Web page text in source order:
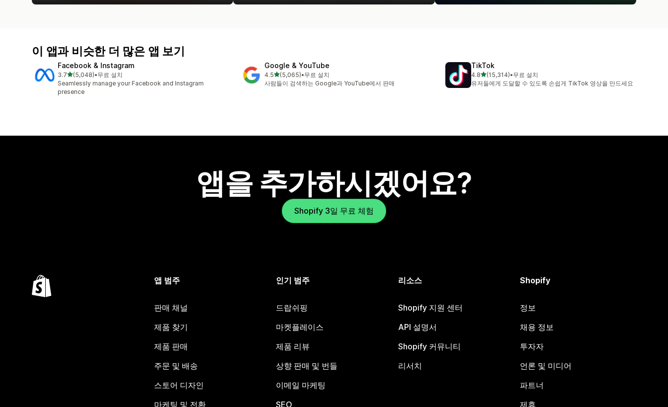
이 앱과 비슷한 더 많은 앱 보기
Facebook & Instagram
3.7별 5개 중
(5,048)
총 리뷰 5048개
•무료 설치
Seamlessly manage your Facebook and Instagram
presence
Google & YouTube
4.5별 5개 중
(5,065)
총 리뷰 5065개
•무료 설치
사람들이 검색하는 Google과 YouTube에서 판매
TikTok
4.8별 5개 중
(15,314)
총 리뷰 15314개
•무료 설치
유저들에게 도달할 수 있도록 손쉽게 TikTok 영상을 만드세요
앱을 추가하시겠어요?
Shopify 3일 무료 체험
앱 범주
판매 채널
제품 찾기
제품 판매
주문 및 배송
스토어 디자인
마케팅 및 전환
인기 범주
드랍쉬핑
마켓플레이스
제품 리뷰
상향 판매 및 번들
이메일 마케팅
SEO
리소스
Shopify 지원 센터
API 설명서
Shopify 커뮤니티
리서치
Shopify
정보
채용 정보
투자자
언론 및 미디어
파트너
제휴